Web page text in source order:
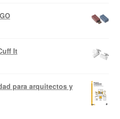
It
para arquitectos y